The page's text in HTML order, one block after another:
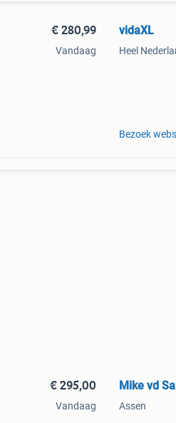
€ 280,99
Vandaag
vidaXL
Heel
Bezoek
€ 295,00
Vandaag
Mike vd
Assen